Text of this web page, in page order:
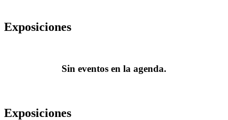
Exposiciones
Sin eventos en la agenda.
Exposiciones